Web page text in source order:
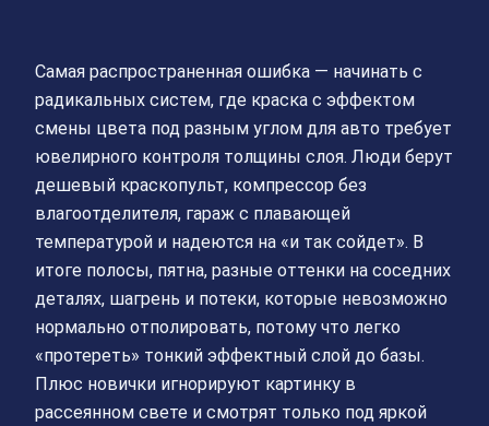
Самая распространенная ошибка — начинать с
радикальных систем, где краска с эффектом
смены цвета под разным углом для авто требует
ювелирного контроля толщины слоя. Люди берут
дешевый краскопульт, компрессор без
влагоотделителя, гараж с плавающей
температурой и надеются на «и так сойдет». В
итоге полосы, пятна, разные оттенки на соседних
деталях, шагрень и потеки, которые невозможно
нормально отполировать, потому что легко
«протереть» тонкий эффектный слой до базы.
Плюс новички игнорируют картинку в
рассеянном свете и смотрят только под яркой